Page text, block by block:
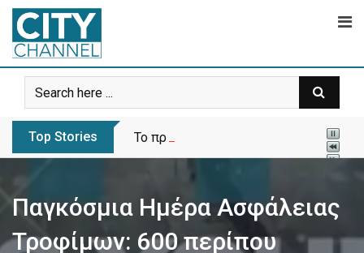
Skip
content
Top Stories Το πρώτο πάρκο σκύλων ανοίγει στα
Παγκόσμια Ημέρα Ασφάλειας
Τροφίμων: 600 περίπου